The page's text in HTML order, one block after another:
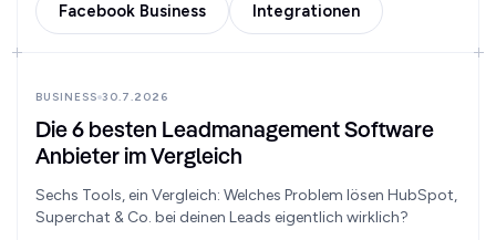
Facebook Business Integrationen
BUSINESS 30.7.2026
Die 6 besten Leadmanagement Software
Anbieter im Vergleich
Sechs Tools, ein Vergleich: Welches Problem lösen HubSpot,
Superchat & Co. bei deinen Leads eigentlich wirklich?